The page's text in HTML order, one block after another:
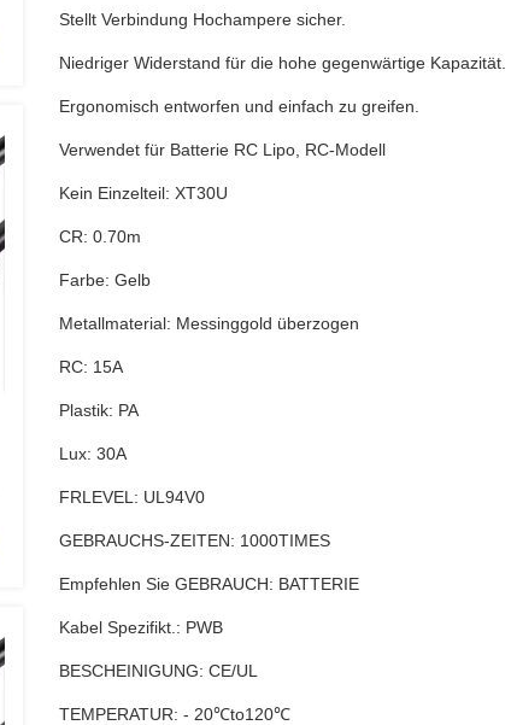
Stellt Verbindung Hochampere sicher.
Niedriger Widerstand für die hohe gegenwärtige Kapazität.
Ergonomisch entworfen und einfach zu greifen.
Verwendet für Batterie RC Lipo, RC-Modell
Kein Einzelteil: XT30U
CR: 0.70m
Farbe: Gelb
Metallmaterial: Messinggold überzogen
RC: 15A
Plastik: PA
Lux: 30A
FRLEVEL: UL94V0
GEBRAUCHS-ZEITEN: 1000TIMES
Empfehlen Sie GEBRAUCH: BATTERIE
Kabel Spezifikt.: PWB
BESCHEINIGUNG: CE/UL
TEMPERATUR: - 20℃to120℃